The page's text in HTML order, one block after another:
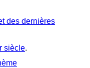
des dernières
siècle.